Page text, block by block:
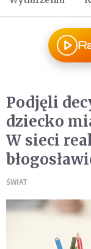
Podjęli
dziecko
W sieci
ŚWIAT